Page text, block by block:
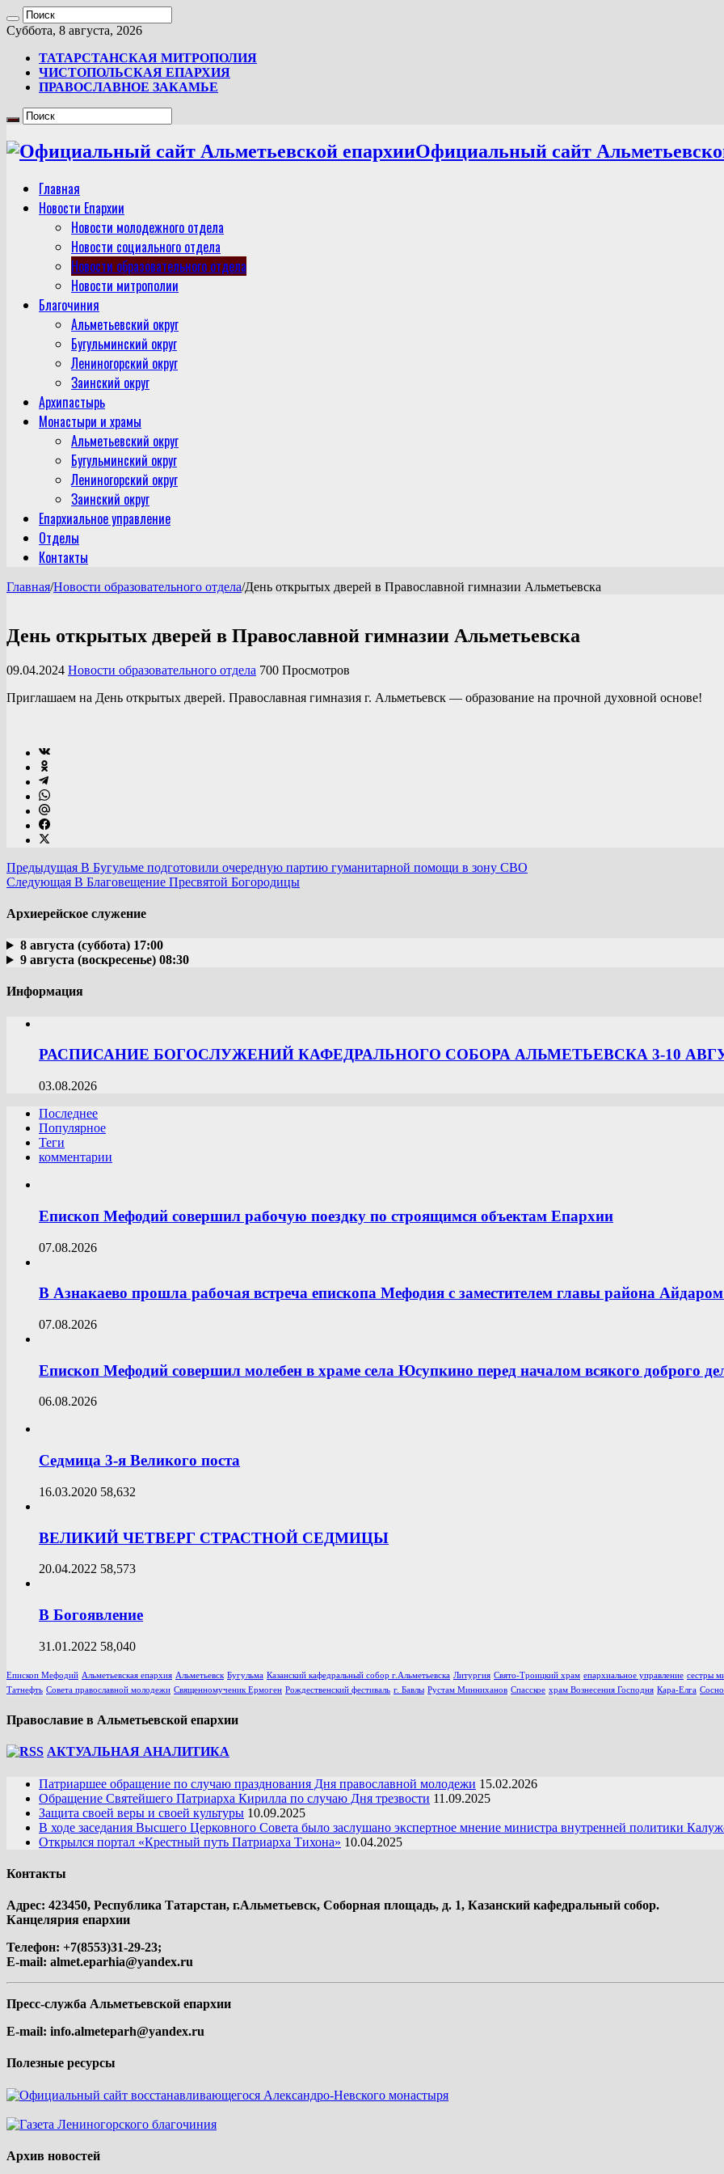
Суббота, 8 августа, 2026
ТАТАРСТАНСКАЯ МИТРОПОЛИЯ
ЧИСТОПОЛЬСКАЯ ЕПАРХИЯ
ПРАВОСЛАВНОЕ ЗАКАМЬЕ
Официальный сайт
Главная
Новости Епархии
Новости молодежного отдела
Новости социального отдела
Новости образовательного отдела
Новости митрополии
Благочиния
Альметьевский округ
Бугульминский округ
Лениногорский округ
Заинский округ
Архипастырь
Монастыри и храмы
Альметьевский округ
Бугульминский округ
Лениногорский округ
Заинский округ
Епархиальное управление
Отделы
Контакты
Главная/Новости образовательного отдела/День открытых дверей в Православной гимназии Альметьевска
День открытых дверей в Православной гимназии Альметьевска
09.04.2024 Новости образовательного отдела 700 Просмотров
Приглашаем на День открытых дверей. Православная гимназия г. Альметьевск — образование на прочной духовной основе!
Предыдущая В Бугульме подготовили очередную партию гуманитарной помощи в зону СВО
Следующая В Благовещение Пресвятой Богородицы
Архиерейское служение
8 августа (суббота) 17:00
9 августа (воскресенье) 08:30
Информация
РАСПИСАНИЕ БОГОСЛУЖЕНИЙ КАФЕДРАЛЬНОГО СОБОРА АЛЬМЕТЬЕВСКА 3-10
03.08.2026
Последнее
Популярное
Теги
комментарии
Епископ Мефодий совершил рабочую поездку по строящимся объектам Епархии
07.08.2026
В Азнакаево прошла рабочая встреча епископа Мефодия с заместителем главы района
07.08.2026
Епископ Мефодий совершил молебен в храме села Юсупкино перед началом всякого доброго
06.08.2026
Седмица 3-я Великого поста
16.03.2020 58,632
ВЕЛИКИЙ ЧЕТВЕРГ СТРАСТНОЙ СЕДМИЦЫ
20.04.2022 58,573
В Богоявление
31.01.2022 58,040
Епископ Мефодий Альметьевская епархия Альметьевск Бугульма Казанский кафедральный собор г.Альметьевска Литургия Свято-Троицкий храм епархиальное управление сестры
Татнефть Совета православной молодежи Священномученик Ермоген Рождественский фестиваль г. Бавлы Рустам Минниханов Спасское храм Вознесения Господня Кара-Елга
Православие в Альметьевской епархии
АКТУАЛЬНАЯ АНАЛИТИКА
Патриаршее обращение по случаю празднования Дня православной молодежи 15.02.2026
Обращение Святейшего Патриарха Кирилла по случаю Дня трезвости 11.09.2025
Защита своей веры и своей культуры 10.09.2025
В ходе заседания Высшего Церковного Совета было заслушано экспертное мнение министра внутренней политики
Открылся портал «Крестный путь Патриарха Тихона» 10.04.2025
Контакты
Адрес: 423450, Республика Татарстан, г.Альметьевск, Соборная площадь, д. 1, Казанский кафедральный собор.
Канцелярия епархии
Телефон: +7(8553)31-29-23;
E-mail: almet.eparhia@yandex.ru
Пресс-служба Альметьевской епархии
E-mail: info.almeteparh@yandex.ru
Полезные ресурсы
Архив новостей